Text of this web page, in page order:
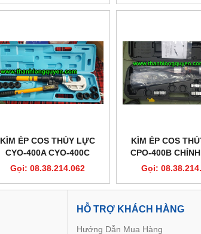
KÌM ÉP COS THỦY LỰC
CYO-400A CYO-400C
Gọi: 08.38.214.062
KÌM ÉP COS
CPO-400B
Gọi:
HỖ TRỢ KHÁCH HÀNG
Hướng Dẫn Mua Hàng